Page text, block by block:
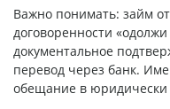
Важно понимать: займ
договоренности
документальное
перевод через банк.
обещание в юридически